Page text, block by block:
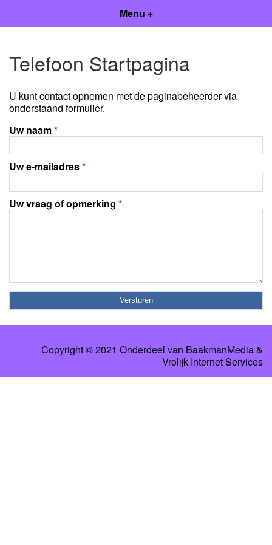
Menu +
Telefoon Startpagina
U kunt contact opnemen met de paginabeheerder via
onderstaand formulier.
Uw naam*
Uw e-mailadres*
Uw vraag of opmerking *
Copyright © 2021 Onderdeel van BaakmanMedia&
Vrolijk Internet Services